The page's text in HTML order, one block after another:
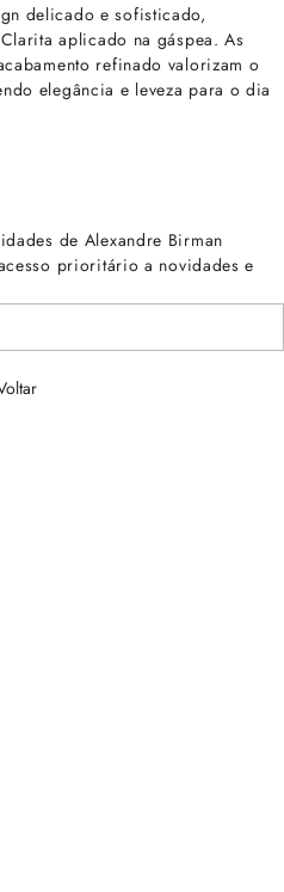
delicado e sofisticado,
aplicado na gáspea. As
refinado valorizam o
elegância e leveza para o dia
de Alexandre Birman
prioritário a novidades e